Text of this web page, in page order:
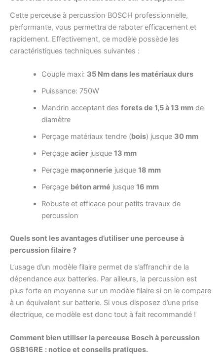
Cette perceuse à percussion BOSCH professionnelle,
performante, vous permettra de raboter efficacement et
rapidement. Effectivement, ce modèle possède les
caractéristiques techniques suivantes :
Couple maxi: 35 Nm dans les matériaux durs
Puissance: 750W
Mandrin acceptant des forets de 1,5 à 13 mmde
diamètre
Perçage matériaux tendre (bois) jusque 30 mm
Perçage acierjusque 13 mm
Perçage maçonnerie jusque 18 mm
Perçage béton armé jusque 16 mm
Robuste et efficace pour petits travaux de
percussion
Quels sont les avantagesd’utiliser une perceuse à
percussionfilaire ?
L’usage d’un modèle filaire permet de s’affranchir de la
dépendance aux batteries. Par ailleurs, la percussion est
plus forte en moyenne sur un modèle filaire si on le compare
à un équivalent sur batterie. Si vous disposez d’une prise
électrique, ce modèle est donc tout à fait recommandé !
Comment bien utiliser la perceuse Bosch à percussion
GSB16RE : notice et conseils pratiques.